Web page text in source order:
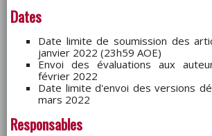
Dates
Date limite de soumission des
janvier 2022 (23h59 AOE)
Envoi des évaluations aux
février 2022
Date limite d'envoi des versions
mars 2022
Responsables